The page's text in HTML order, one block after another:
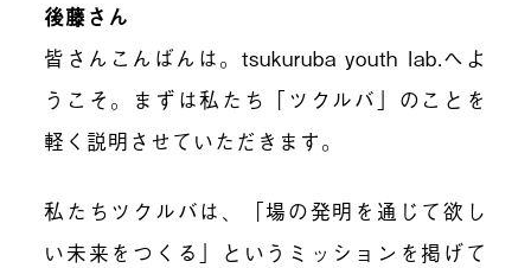
後藤さん
皆さんこんばんは。 tsukuruba youth lab.へよ
うこそ。まずは私たち「ツクルバ」のことを
軽く説明させていただきます。
私たちツクルバは、「場の発明を通じて欲し
い未来をつくる」というミッションを掲げて